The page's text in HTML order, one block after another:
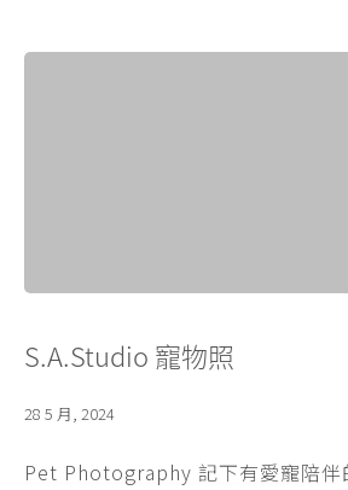
28 5 月, 2024
S.A.Studio 寵物照
Pet Photography 記下有愛寵陪伴